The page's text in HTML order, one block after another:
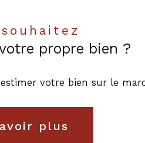
souhaitez
propre bien ?
votre bien sur le
plus